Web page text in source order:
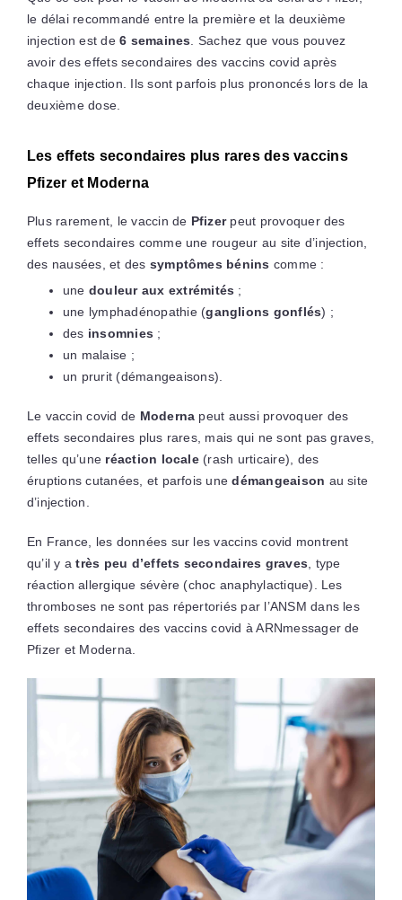
le délai recommandé entre la première et la deuxième
injection est de6 semaines . Sachez que vous pouvez
avoir des effets secondaires des vaccins covid après
chaque injection. Ils sont parfois plus prononcés lors de la
deuxième dose.
Les effets secondaires plus rares des vaccins
Pfizer et Moderna
Plus rarement, le vaccin de Pfizerpeut provoquer des
effets secondaires comme une rougeur au site d’injection,
des nausées, et des symptômes bénins comme :
une douleur aux extrémités ;
une lymphadénopathie (ganglions gonflés) ;
des insomnies ;
un malaise ;
un prurit (démangeaisons).
Le vaccin covid de Moderna peut aussi provoquer des
effets secondaires plus rares, mais qui ne sont pas graves,
telles qu’une réaction locale(rash urticaire), des
éruptions cutanées, et parfois unedémangeaison au site
d’injection.
En France, les données sur les vaccins covid montrent
qu’il y a très peu d’effets secondaires graves , type
réaction allergique sévère (choc anaphylactique). Les
thromboses ne sont pas répertoriés par l’ANSM dans les
effets secondaires des vaccins covid à ARNmessager de
Pfizer et Moderna.